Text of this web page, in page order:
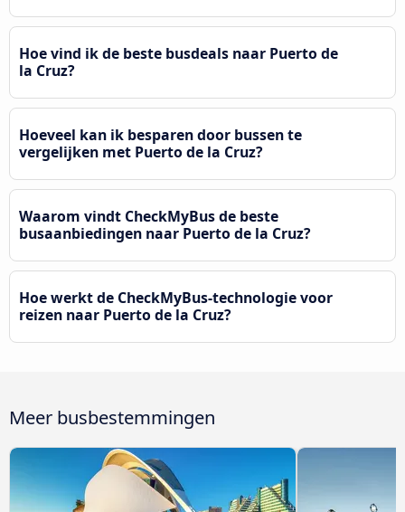
Hoe vind ik de beste busdeals naar Puerto de
la Cruz?
Hoeveel kan ik besparen door bussen te
vergelijken met Puerto de la Cruz?
Waarom vindt CheckMyBus de beste
busaanbiedingen naar Puerto de la Cruz?
Hoe werkt de CheckMyBus-technologie voor
reizen naar Puerto de la Cruz?
Meer busbestemmingen